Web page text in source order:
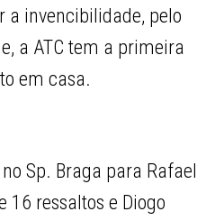
a invencibilidade, pelo
a ATC tem a primeira
em casa.
Sp. Braga para Rafael
16 ressaltos e Diogo